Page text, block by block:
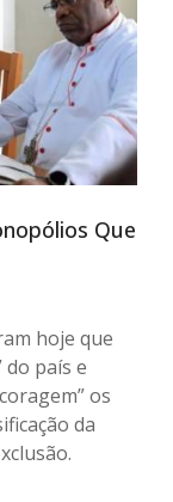
Que
hoje que
do país e
os
da